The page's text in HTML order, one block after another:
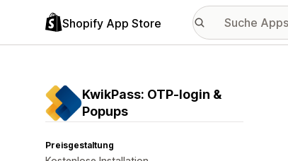
Shopify App Store
KwikPass: OTP‑login &
Popups
Preisgestaltung